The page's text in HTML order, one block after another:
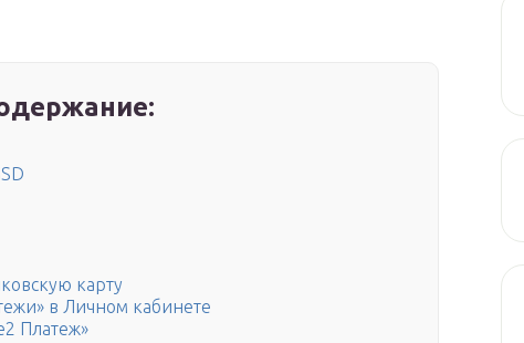
карту
в Личном кабинете
Платеж»